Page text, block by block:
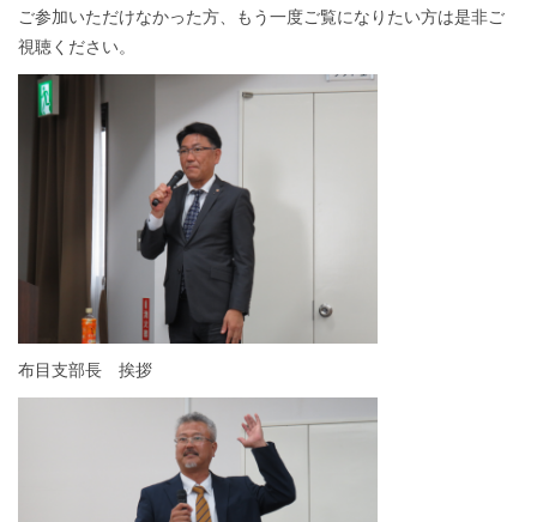
ご参加いただけなかった方、もう一度ご覧になりたい方は是非ご
視聴ください。
布目支部長 挨拶